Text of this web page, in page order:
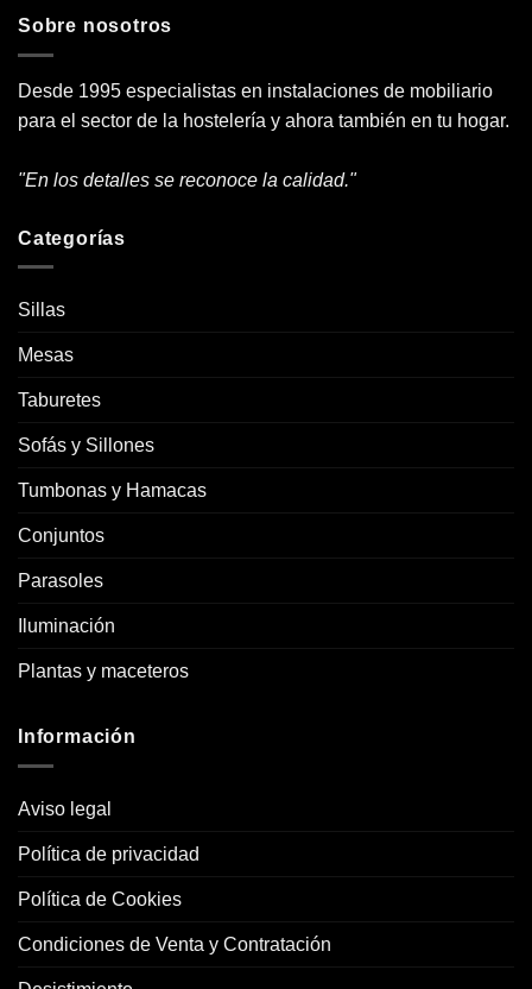
Sobre nosotros
Desde 1995 especialistas en instalaciones de mobiliario
para el sector de la hostelería y ahora también en tu hogar.
"En los detalles se reconoce la calidad."
Categorías
Sillas
Mesas
Taburetes
Sofás y Sillones
Tumbonas y Hamacas
Conjuntos
Parasoles
Iluminación
Plantas y maceteros
Información
Aviso legal
Política de privacidad
Política de Cookies
Condiciones de Venta y Contratación